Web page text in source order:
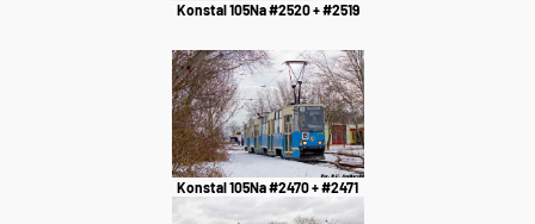
Konstal 105Na #2520 + #2519
Konstal 105Na #2470 + #2471